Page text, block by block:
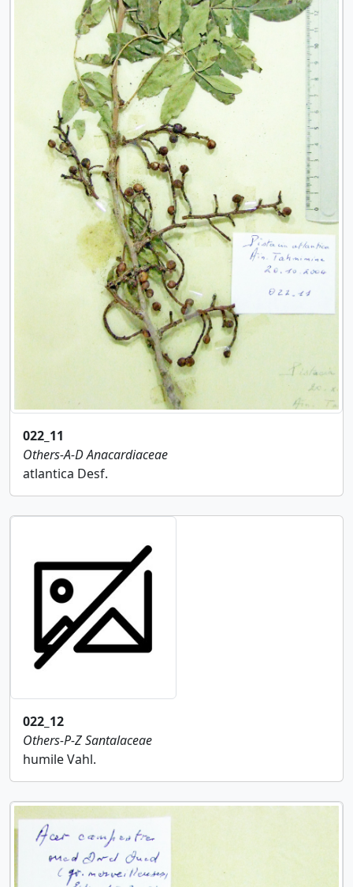
022_11
Others-A-DAnacardiaceae
atlantica Desf.
022_12
Others-P-ZSantalaceae
humile Vahl.